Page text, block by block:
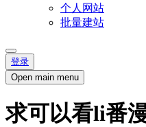
个人网站
批量建站
登录
Open main menu
求可以看li番